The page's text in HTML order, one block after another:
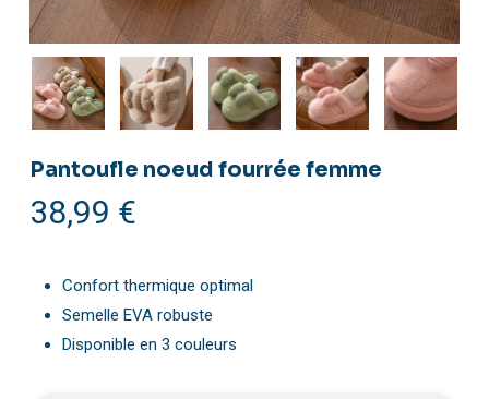
Pantoufle noeud fourrée femme
38,99 €
Confort thermique optimal
Semelle EVA robuste
Disponible en 3 couleurs